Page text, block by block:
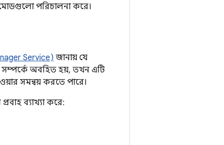
পরিচালনা করে।
Service) জানায় যে
অবহিত হয়, তখন এটি
সমন্বয় করতে পারে।
ব্যাখ্যা করে: